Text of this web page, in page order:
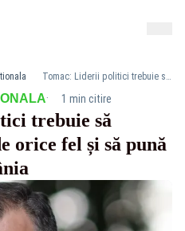
Tomac: Liderii politici trebuie să renunțe la calcule de orice fel și să pună pe primul loc România
· 1 min citire
trebuie să
orice fel și să pună